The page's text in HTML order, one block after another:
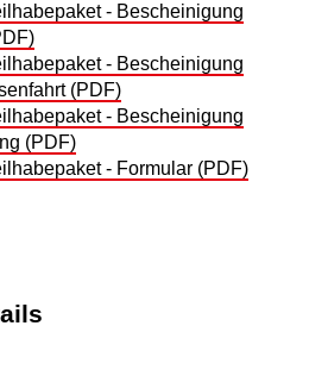
- Bescheinigung
- Bescheinigung
(PDF)
- Bescheinigung
(PDF)
- Formular (PDF)